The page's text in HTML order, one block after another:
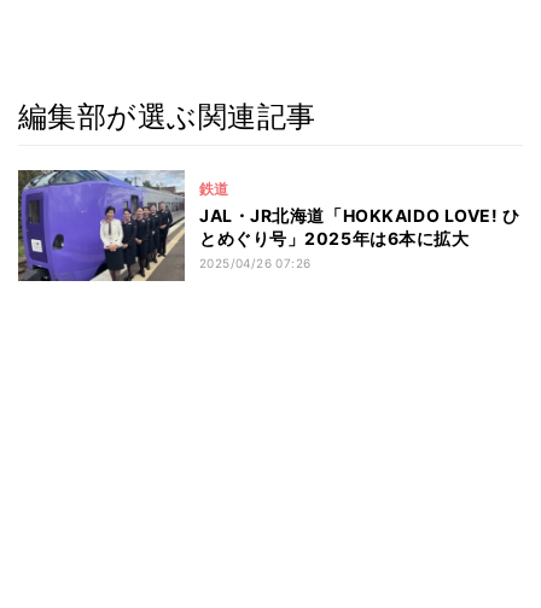
編集部が選ぶ関連記事
鉄道
JAL・JR北海道「HOKKAIDO LOVE! ひ
とめぐり号」2025年は6本に拡大
2025/04/26 07:26